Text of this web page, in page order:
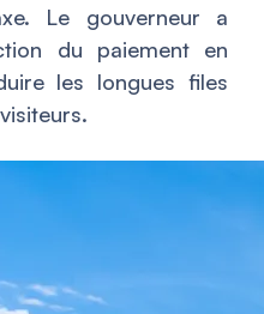
Le gouverneur a
du paiement en
les longues files